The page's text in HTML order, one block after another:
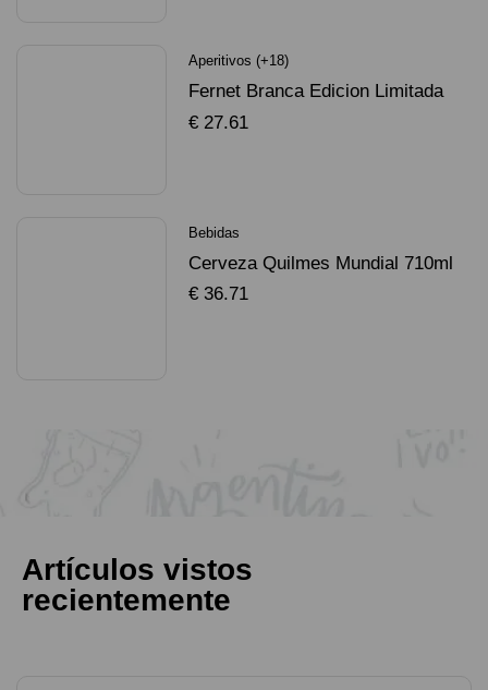
Aperitivos (+18)
Fernet Branca Edicion Limitada
Dorado Mundial
€27.61
Bebidas
Cerveza Quilmes Mundial 710ml
packX4
€36.71
Artículos vistos
recientemente